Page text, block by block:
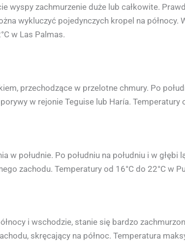
wyspy zachmurzenie duże lub całkowite.
wykluczyć pojedynczych kropel na północy.
w Las Palmas.
przechodzące w przelotne chmury. Po
w rejonie Teguise lub Haría. Temperatury
w południe. Po południu na południu i w
zachodu. Temperatury od 16°C do 22°C w
i wschodzie, stanie się bardzo
skręcający na północ. Temperatura